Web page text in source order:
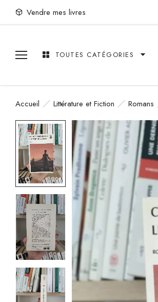
Vendre mes livres
TOUTES CATÉGORIES
Accueil Littérature et Fiction Romans